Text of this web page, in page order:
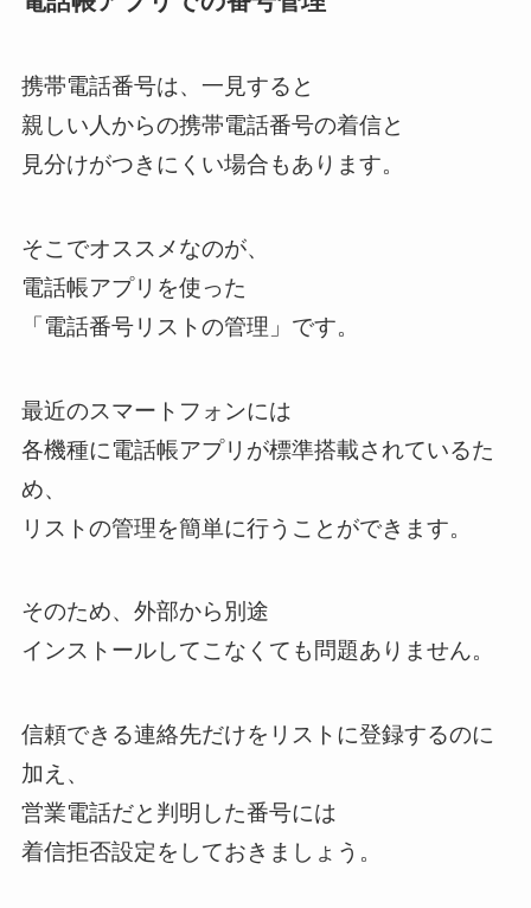
携帯電話番号は、一見すると
親しい人からの携帯電話番号の着信と
見分けがつきにくい場合もあります。
そこでオススメなのが、
電話帳アプリを使った
「電話番号リストの管理」です。
最近のスマートフォンには
各機種に電話帳アプリが標準搭載されているた
め、
リストの管理を簡単に行うことができます。
そのため、外部から別途
インストールしてこなくても問題ありません。
信頼できる連絡先だけをリストに登録するのに
加え、
営業電話だと判明した番号には
着信拒否設定をしておきましょう。